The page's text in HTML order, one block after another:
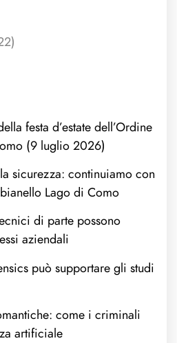
festa d’estate dell’Ordine
(9 luglio 2026)
sicurezza: continuiamo con
Lago di Como
di parte possono
aziendali
può supportare gli studi
come i criminali
artificiale